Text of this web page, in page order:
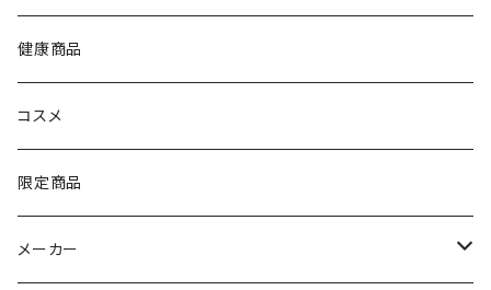
硬毛・太毛
カラーやブリーチの傷み
アイロン使いの熱の傷み
自然なハリ・コシ
普通毛
硬毛・太毛
カラーやブリーチの傷み
アイロン使いの熱の傷み
ミルク
オイル
クリーム
ワックス
健康商品
コスメ
限定商品
メーカー